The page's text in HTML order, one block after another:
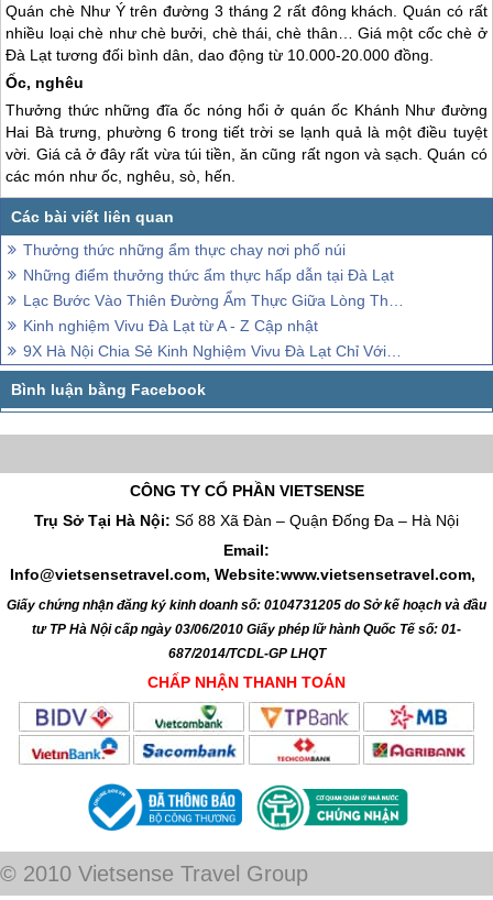
Quán chè Như Ý trên đường 3 tháng 2 rất đông khách. Quán có rất
nhiều loại chè như chè bưởi, chè thái, chè thân… Giá một cốc chè ở
Đà Lạt tương đối bình dân, dao động từ 10.000-20.000 đồng.
Ốc, nghêu
Thưởng thức những đĩa ốc nóng hổi ở quán ốc Khánh Như đường
Hai Bà trưng, phường 6 trong tiết trời se lạnh quả là một điều tuyệt
vời. Giá cả ở đây rất vừa túi tiền, ăn cũng rất ngon và sạch. Quán có
các món như ốc, nghêu, sò, hến.
Thưởng thức những ẩm thực chay nơi phố núi
Những điểm thưởng thức ẩm thực hấp dẫn tại Đà Lạt
Lạc Bước Vào Thiên Đường Ẩm Thực Giữa Lòng Thành Phố Đà Lạt
Kinh nghiệm Vivu Đà Lạt từ A - Z Cập nhật
9X Hà Nội Chia Sẻ Kinh Nghiệm Vivu Đà Lạt Chỉ Với 2 Triệu
CÔNG TY CỔ PHẦN VIETSENSE
Trụ Sở Tại Hà Nội: Số 88 Xã Đàn – Quận Đống Đa – Hà Nội
Email:
Info@vietsensetravel.com, Website:www.vietsensetravel.com,
Giấy chứng nhận đăng ký kinh doanh số: 0104731205 do Sở kế hoạch và đầu
tư TP Hà Nội cấp ngày 03/06/2010 Giấy phép lữ hành Quốc Tế số: 01-
687/2014/TCDL-GP LHQT
CHẤP NHẬN THANH TOÁN
© 2010 Vietsense Travel Group